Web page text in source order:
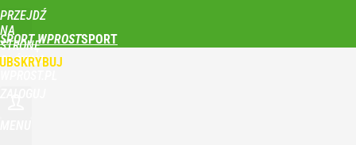
PRZEJDŹ
NA
STRONĘ
GŁÓWNĄ
SPORT WPROST